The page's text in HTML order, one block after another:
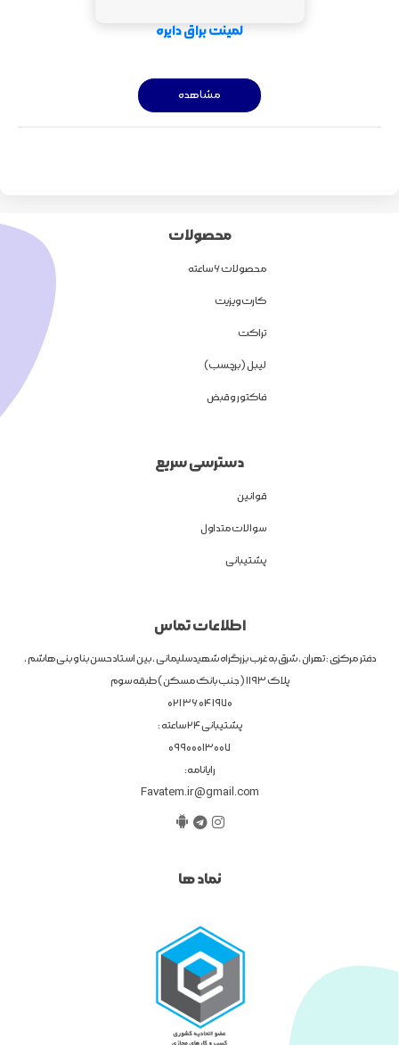
لمینت براق دایره
مشاهده
محصولات
محصولات 6 ساعته
کارت ویزیت
تراکت
لیبل (برچسب)
فاکتور و قبض
دسترسی سریع
قوانین
سوالات متداول
پشتیبانی
اطلاعات تماس
دفتر مرکزی : تهران ، شرق به غرب بزرگراه شهیدسلیمانی ، بین استاد حسن بنا و بنی هاشم ،
پلاک 1193 ( جنب بانک مسکن ) طبقه سوم
1970 04 36 021
پشتیبانی 24 ساعته :
09900013007
رایانامه:
Favatem.ir@gmail.com
نماد ها